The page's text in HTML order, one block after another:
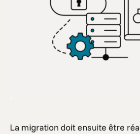
La migration doit ensuite être